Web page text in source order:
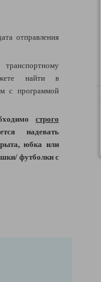
отправления
найти в
с программой
строго
надевать
юбка или
футболки с